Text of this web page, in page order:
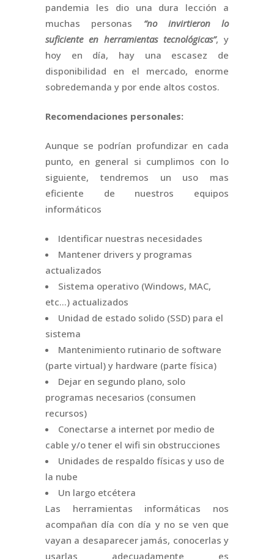
pandemia les dio una dura lección a
muchas personas “no invirtieron lo
suficiente en herramientas tecnológicas”, y
hoy en día, hay una escasez de
disponibilidad en el mercado, enorme
sobredemanda y por ende altos costos.
Recomendaciones personales:
Aunque se podrían profundizar en cada
punto, en general si cumplimos con lo
siguiente, tendremos un uso mas
eficiente de nuestros equipos
informáticos
Identificar nuestras necesidades
Mantener drivers y programas
actualizados
Sistema operativo (Windows, MAC,
etc…) actualizados
Unidad de estado solido (SSD) para el
sistema
Mantenimiento rutinario de software
(parte virtual) y hardware (parte física)
Dejar en segundo plano, solo
programas necesarios (consumen
recursos)
Conectarse a internet por medio de
cable y/o tener el wifi sin obstrucciones
Unidades de respaldo físicas y uso de
la nube
Un largo etcétera
Las herramientas informáticas nos
acompañan día con día y no se ven que
vayan a desaparecer jamás, conocerlas y
usarlas adecuadamente es